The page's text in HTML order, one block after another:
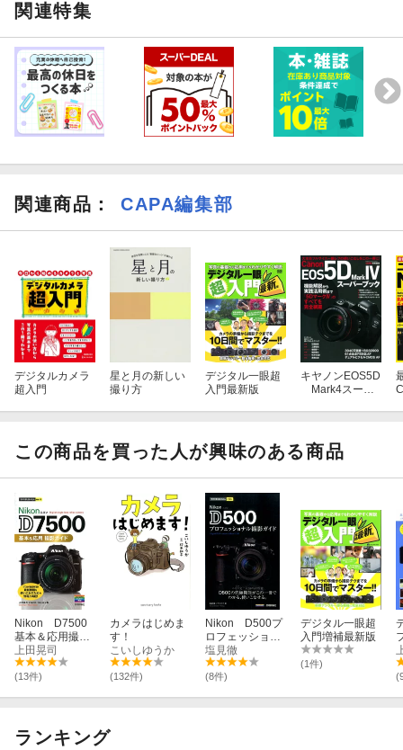
関連特集
関連商品 ： CAPA編集部
デジタルカメラ
超入門
星と月の新しい
撮り方
デジタル一眼超
入門最新版
キヤノンEOS5D
Mark4スーパ
この商品を買った人が興味のある商品
Nikon D7500
基本＆応用撮影
ガイド
上田晃司
(13件)
カメラはじめま
す！
こいしゆうか
(132件)
Nikon D500プ
ロフェッショナ
ル撮影ガイド
塩見徹
(8件)
デジタル一眼超
入門増補最新版
(1件)
ランキング